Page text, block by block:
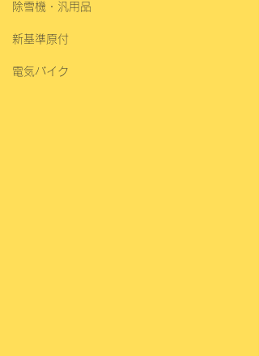
除雪機・汎用品
新基準原付
電気バイク